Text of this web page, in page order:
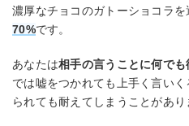
濃厚なチョコのガトーショコラ
70%です。
あなたは相手の言うことに何で
では嘘をつかれても上手く言い
られても耐えてしまうことがあり